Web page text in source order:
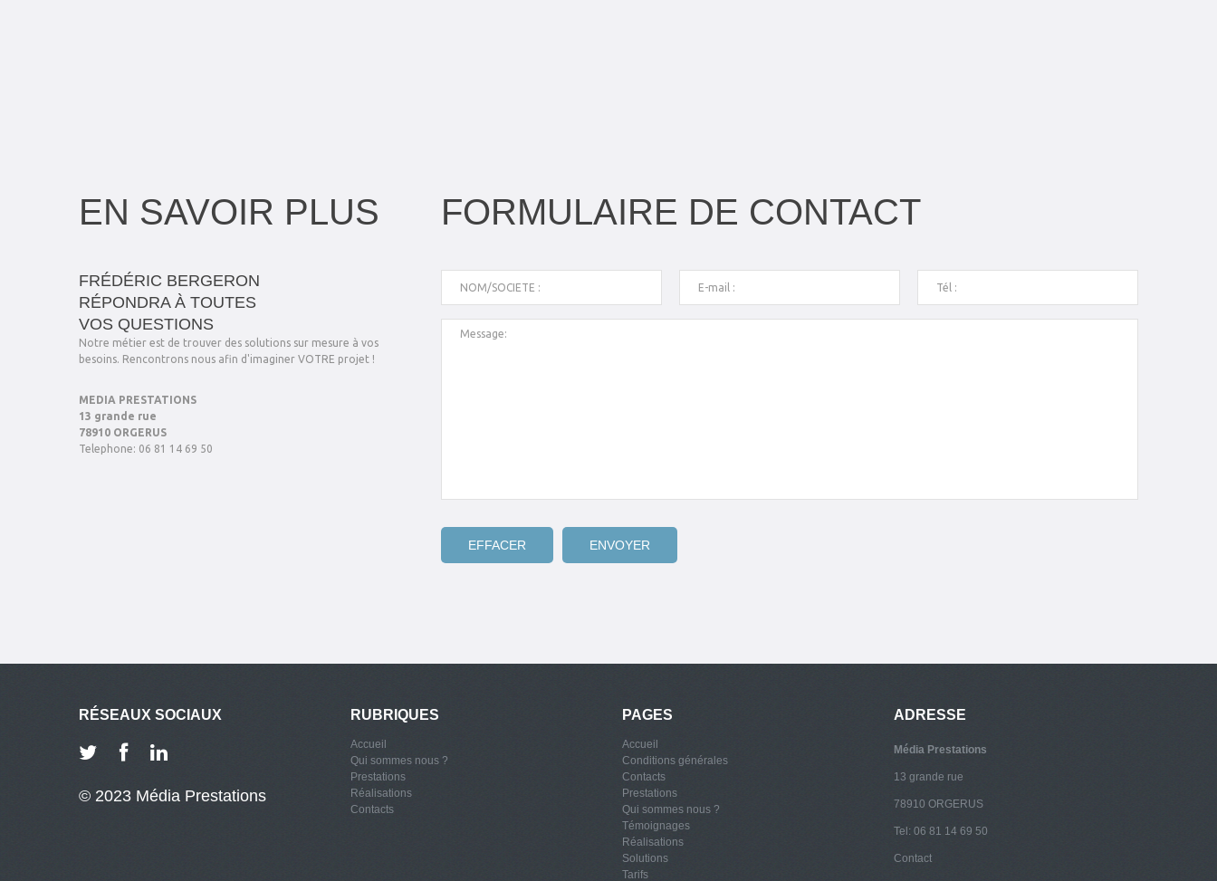
EN SAVOIR PLUS
FRÉDÉRIC BERGERON
RÉPONDRA À TOUTES
VOS QUESTIONS
Notre métier est de trouver des solutions sur mesure à vos
besoins. Rencontrons nous afin d'imaginer VOTRE projet !
MEDIA PRESTATIONS
13 grande rue
78910 ORGERUS
Telephone: 06 81 14 69 50
FORMULAIRE DE CONTACT
RÉSEAUX SOCIAUX
© 2023 Média Prestations
RUBRIQUES
Accueil
Qui sommes nous ?
Prestations
Réalisations
Contacts
PAGES
Accueil
Conditions générales
Contacts
Prestations
Qui sommes nous ?
Témoignages
Réalisations
Solutions
Tarifs
ADRESSE
Média Prestations
13 grande rue
78910 ORGERUS
Tel: 06 81 14 69 50
Contact